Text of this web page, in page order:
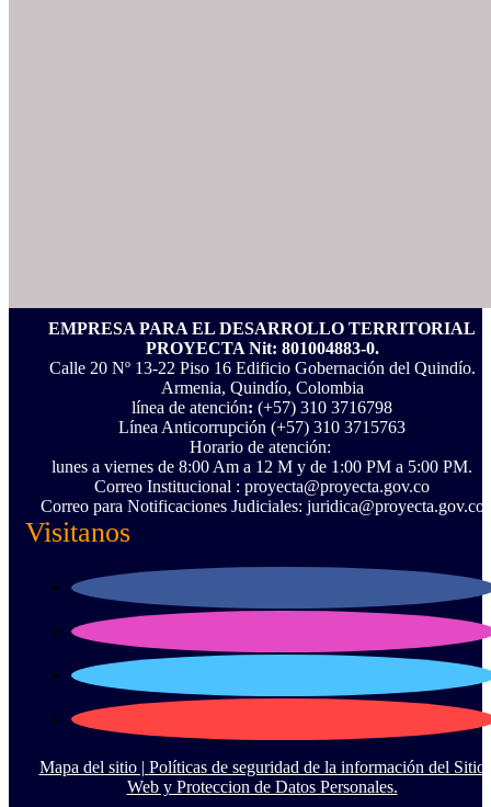
EMPRESA PARA EL DESARROLLO TERRITORIAL
PROYECTA Nit: 801004883-0.
Calle 20 Nº 13-22 Piso 16 Edificio Gobernación del Quindío.
Armenia, Quindío, Colombia
línea de atención: (+57) 310 3716798
Línea Anticorrupción ‪(+57) 310 3715763‬
Horario de atención:
lunes a viernes de 8:00 Am a 12 M y de 1:00 PM a 5:00 PM.
Correo Institucional : proyecta@proyecta.gov.co
Correo para Notificaciones Judiciales: juridica@proyecta.gov.co
Visitanos
Mapa del sitio | Políticas de seguridad de la información del Sitio
Web y Proteccion de Datos Personales.